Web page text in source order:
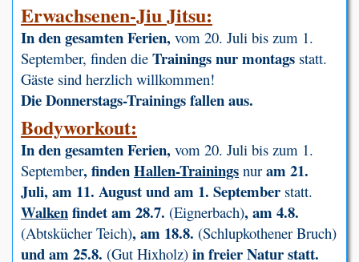
Erwachsenen-Jiu Jitsu:
In den gesamten Ferien, vom 20. Juli bis zum 1.
September, finden die Trainings nur montags statt.
Gäste sind herzlich willkommen!
Die Donnerstags-Trainings fallen aus.
Bodyworkout:
In den gesamten Ferien, vom 20. Juli bis zum 1.
September, findenHallen-Trainings nur am 21.
Juli, am 11. August und am 1. September statt.
Walkenfindet am 28.7. (Eignerbach), am 4.8.
(Abtskücher Teich), am 18.8. (Schlupkothener Bruch)
und am 25.8. (Gut Hixholz) in freier Natur statt.